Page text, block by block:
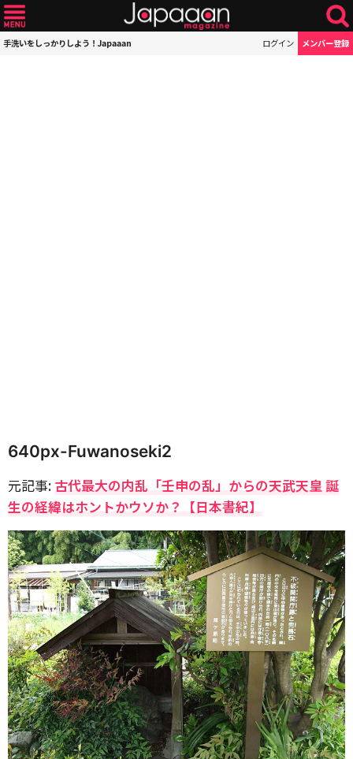
手洗いをしっかりしよう！Japaaan ログイン メンバー登録
640px-Fuwanoseki2
元記事: 古代最大の内乱「壬申の乱」からの天武天皇 誕
生の経緯はホントかウソか？【日本書紀】